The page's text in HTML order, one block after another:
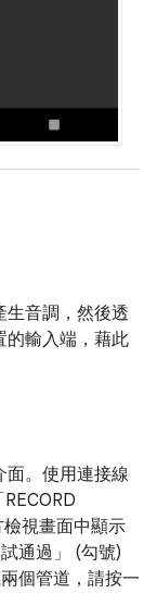
生音調，然後透
的輸入端，藉此
面。使用連接線
視畫面中顯示
通過」
(勾號)
個管道，請按一